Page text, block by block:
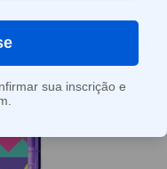
sua inscrição e